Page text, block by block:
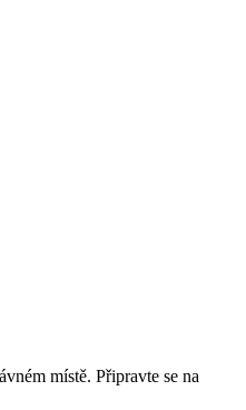
místě. Připravte se na